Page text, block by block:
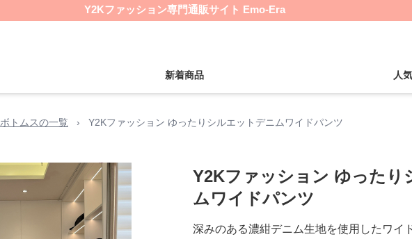
Y2Kファッション専門通販サイト Emo-Era
新着商品 人
ボトムスの一覧 › Y2Kファッション ゆったりシルエットデニムワイドパンツ
Y2Kファッション ゆったり
ムワイドパンツ
深みのある濃紺デニム生地を使用したワイ